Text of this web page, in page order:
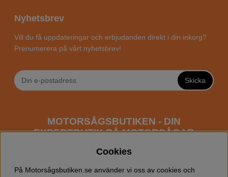
Nyhetsbrev
Vill du få uppdateringar och erbjudanden direkt i din inkorg?
Prenumerera på vårt nyhetsbrev!
Skicka
MOTORSÅGSBUTIKEN - DIN
EXPERTBUTIK PÅ MOTORSÅGAR
fokus mot entusiaster och professionella användare av
Cookies
På Motorsågsbutiken.se använder vi oss av cookies och